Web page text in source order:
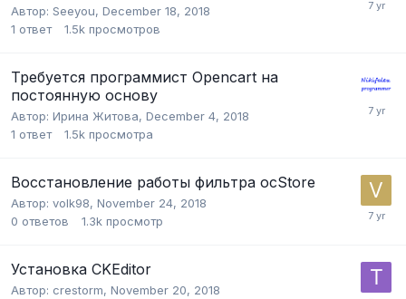
Автор: Seeyou, December 18, 2018
1 ответ 1.5k просмотров
Требуется программист Opencart на
постоянную основу
Автор: Ирина Житова, December 4, 2018
1 ответ 1.5k просмотра
Восстановление работы фильтра ocStore
Автор: volk98, November 24, 2018
0 ответов 1.3k просмотр
Установка CKEditor
Автор: crestorm, November 20, 2018